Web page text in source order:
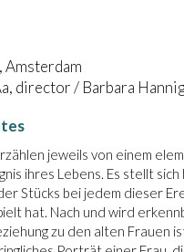
Amsterdam
director / Barbara
jeweils von einem
ihres Lebens. Es stellt sich
Stücks bei jedem dieser
hat. Nach und wird
zu den alten Frauen